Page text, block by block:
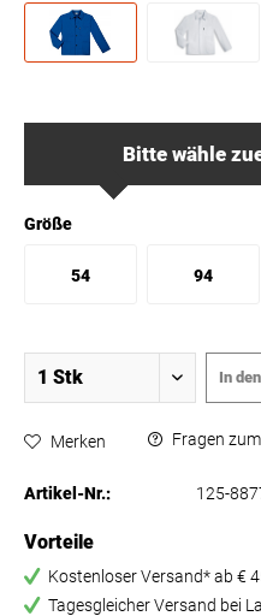
Bitte wähle
Größe
54 94
In den
Merken Fragen
Artikel-Nr.: 125-
Vorteile
Kostenloser Versand* ab €
Tagesgleicher Versand bei